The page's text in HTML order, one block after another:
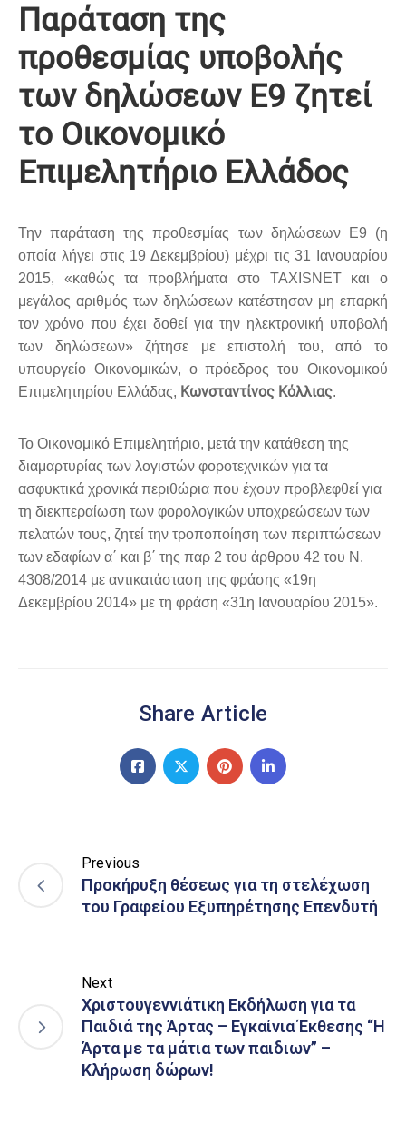
Παράταση της
προθεσμίας υποβολής
των δηλώσεων Ε9 ζητεί
το Οικονομικό
Επιμελητήριο Ελλάδος
Την παράταση της προθεσμίας των δηλώσεων Ε9 (η
οποία λήγει στις 19 Δεκεμβρίου) μέχρι τις 31 Ιανουαρίου
2015, «καθώς τα προβλήματα στο TAXISNET και ο
μεγάλος αριθμός των δηλώσεων κατέστησαν μη επαρκή
τον χρόνο που έχει δοθεί για την ηλεκτρονική υποβολή
των δηλώσεων» ζήτησε με επιστολή του, από το
υπουργείο Οικονομικών, ο πρόεδρος του Οικονομικού
Επιμελητηρίου Ελλάδας, Κωνσταντίνος Κόλλιας.
Το Οικονομικό Επιμελητήριο, μετά την κατάθεση της
διαμαρτυρίας των λογιστών φοροτεχνικών για τα
ασφυκτικά χρονικά περιθώρια που έχουν προβλεφθεί για
τη διεκπεραίωση των φορολογικών υποχρεώσεων των
πελατών τους, ζητεί την τροποποίηση των περιπτώσεων
των εδαφίων α΄ και β΄ της παρ 2 του άρθρου 42 του Ν.
4308/2014 με αντικατάσταση της φράσης «19η
Δεκεμβρίου 2014» με τη φράση «31η Ιανουαρίου 2015».
Share Article
Previous
Προκήρυξη θέσεως για τη στελέχωση
του Γραφείου Εξυπηρέτησης Επενδυτή
Next
Χριστουγεννιάτικη Εκδήλωση για τα
Παιδιά της Άρτας – Εγκαίνια Έκθεσης “Η
Άρτα με τα μάτια των παιδιων” –
Κλήρωση δώρων!